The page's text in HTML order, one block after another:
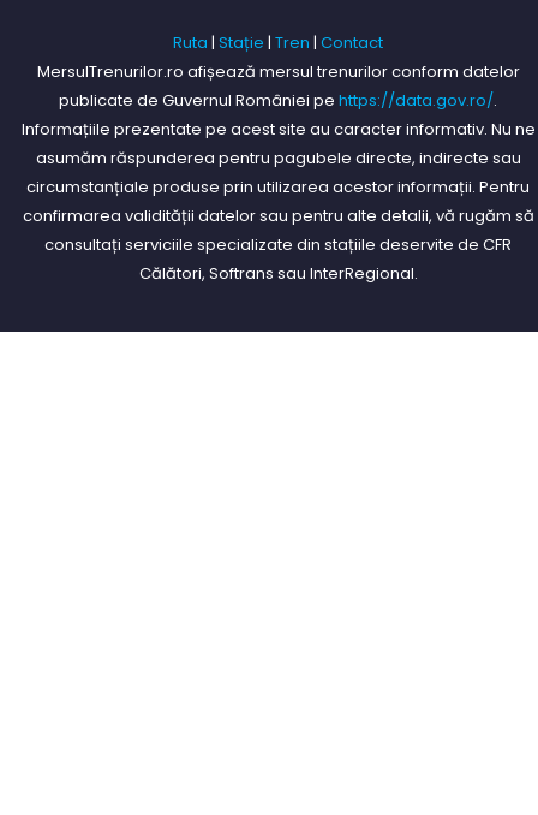
Ruta | Stație | Tren | Contact
MersulTrenurilor.ro afișează mersul trenurilor conform datelor
publicate de Guvernul României pe https://data.gov.ro/.
Informațiile prezentate pe acest site au caracter informativ. Nu ne
asumăm răspunderea pentru pagubele directe, indirecte sau
circumstanțiale produse prin utilizarea acestor informații. Pentru
confirmarea validității datelor sau pentru alte detalii, vă rugăm să
consultați serviciile specializate din stațiile deservite de CFR
Călători, Softrans sau InterRegional.